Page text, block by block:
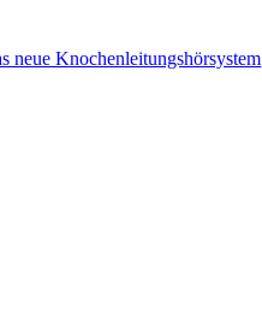
neue Knochenleitungshörsystem